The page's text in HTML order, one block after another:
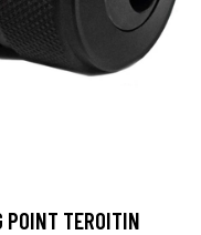
POINT TEROITIN